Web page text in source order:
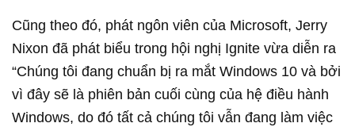
Cũng theo đó, phát ngôn viên của Microsoft, Jerry
Nixon đã phát biểu trong hội nghị Ignite vừa diễn ra
“Chúng tôi đang chuẩn bị ra mắt Windows 10 và bởi
vì đây sẽ là phiên bản cuối cùng của hệ điều hành
Windows, do đó tất cả chúng tôi vẫn đang làm việc